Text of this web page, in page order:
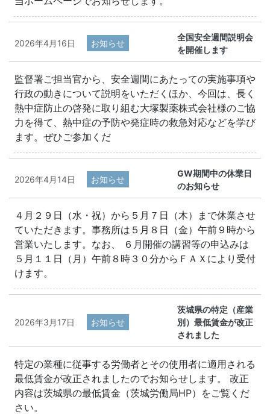
2026年4月16日 お知らせ
全国安全週間説明会
を開催します
監督署ご担当官から、安全週間にあたっての実施事項や
行政の動きについて説明をいただくほか、今回は、長く
熱中症防止の啓発に取り組む大塚製薬株式会社様のご協
力を得て、熱中症の予防や発症時の救急対応などを学び
ます。ぜひご参加くだ
2026年4月14日 お知らせ
GW期間中の休業日
のお知らせ
４月２９日（水・祝）から５月７日（木）まで休業させ
ていただきます。事務所は５月８日（金）午前９時から
営業いたします。なお、 ６月開催の講習等の申込みは
５月１１日（月）午前８時３０分からＦＡＸにより受付
けます。
2026年3月17日 お知らせ
茨城県の特定（産業
別）最低賃金が改正
されました
特定の業種に従事する労働者とその使用者に適用される
最低賃金が改正されましたのでお知らせします。 改正
内容は茨城県の最低賃金（茨城労働局HP）をご覧くだ
さい。